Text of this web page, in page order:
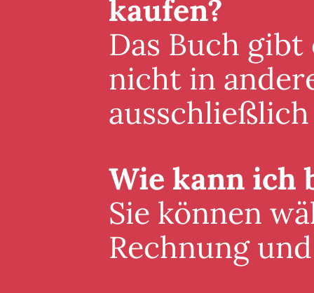
kaufen?
Das Buch
nicht in
Wie kann ich
Sie können
Rechnung